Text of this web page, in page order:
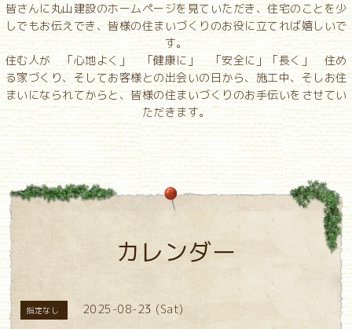
皆さんに丸山建設のホームページを見ていただき、住宅のことを少
しでもお伝えでき、皆様の住まいづくりのお役に立てれば嬉しいで
す。
住む人が 「心地よく」 「健康に」 「安全に」「長く」 住め
る家づくり、そしてお客様との出会いの日から、施工中、そしお住
まいになられてからと、皆様の住まいづくりのお手伝いをさせてい
ただきます。
カレンダー
指定なし 2025-08-23 (Sat)